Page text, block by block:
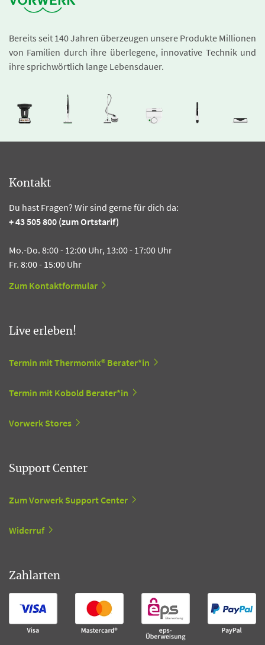
Bereits seit 140 Jahren überzeugen unsere Produkte Millionen
von Familien durch ihre überlegene, innovative Technik und
ihre sprichwörtlich lange Lebensdauer.
Kontakt
Du hast Fragen? Wir sind gerne für dich da:
+ 43 505 800 (zum Ortstarif)
Mo.-Do. 8:00 - 12:00 Uhr, 13:00 - 17:00 Uhr
Fr. 8:00 - 15:00 Uhr
Zum Kontaktformular
Live erleben!
Termin mit Thermomix® Berater*in
Termin mit Kobold Berater*in
Vorwerk Stores
Support Center
Zum Vorwerk Support Center
Widerruf
Zahlarten